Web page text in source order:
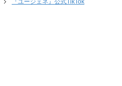
『ユージェネ』公式TikTok